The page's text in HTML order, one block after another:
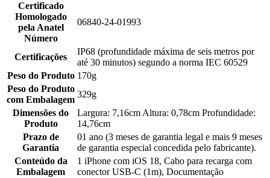
Certificado
Homologado
pela Anatel
Número
06840-24-01993
Certificações
IP68 (profundidade máxima de seis metros por
até 30 minutos) segundo a norma IEC 60529
Peso do Produto 170g
Peso do Produto
com Embalagem
329g
Dimensões do
Produto
Largura: 7,16cm Altura: 0,78cm Profundidade:
14,76cm
Prazo de
Garantia
01 ano (3 meses de garantia legal e mais 9 meses
de garantia especial concedida pelo fabricante).
Conteúdo da
Embalagem
1 iPhone com iOS 18, Cabo para recarga com
conector USB-C (1m), Documentação